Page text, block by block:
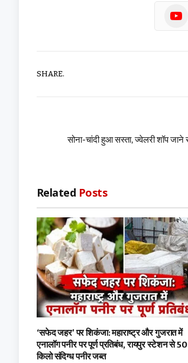
SHARE.
सोना-चांदी हुआ सस्ता, ज्वेलरी शॉप
Related Posts
‘सफेद जहर’ पर शिकंजा: महाराष्ट्र और गुजरात में
एनालॉग पनीर पर पूर्ण प्रतिबंध, रायपुर स्टेशन से
किलो संदिग्ध पनीर जब्त